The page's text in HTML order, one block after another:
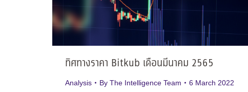
ทิศทางราคา Bitkub เดือนมีนาคม 2565
Analysis By The Intelligence Team 6 March 2022